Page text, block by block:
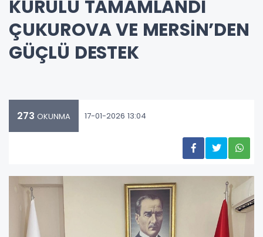
KURULU TAMAMLANDI
ÇUKUROVA VE MERSİN’DEN
GÜÇLÜ DESTEK
273 OKUNMA 17-01-2026 13:04